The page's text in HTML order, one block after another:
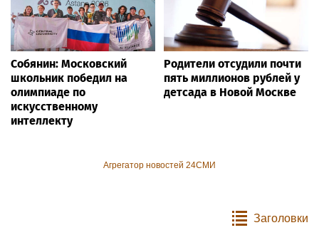
Собянин: Московский
школьник победил на
олимпиаде по
искусственному
интеллекту
Родители отсудили почти
пять миллионов рублей у
детсада в Новой Москве
Агрегатор новостей 24СМИ
Заголовки